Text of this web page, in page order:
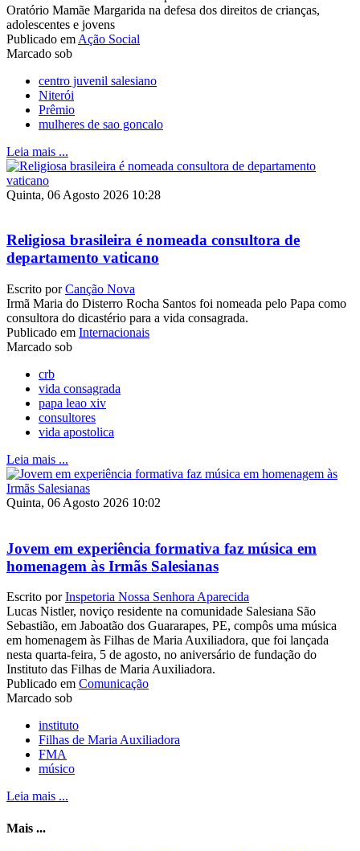
Oratório Mamãe Margarida na defesa dos direitos de crianças,
adolescentes e jovens
Publicado em Ação Social
Marcado sob
centro juvenil salesiano
Niterói
Prêmio
mulheres de sao goncalo
Leia mais ...
Quinta, 06 Agosto 2026 10:28
Religiosa brasileira é nomeada consultora de
departamento vaticano
Escrito porCanção Nova
Irmã Maria do Disterro Rocha Santos foi nomeada pelo Papa como
consultora do dicastério para a vida consagrada.
Publicado em Internacionais
Marcado sob
crb
vida consagrada
papa leao xiv
consultores
vida apostolica
Leia mais ...
Quinta, 06 Agosto 2026 10:02
Jovem em experiência formativa faz música em
homenagem às Irmãs Salesianas
Escrito porInspetoria Nossa Senhora Aparecida
Lucas Nistler, noviço residente na comunidade Salesiana São
Sebastião, em Jaboatão dos Guararapes, PE, compôs uma música
em homenagem às Filhas de Maria Auxiliadora, que foi lançada
nesta quarta-feira, 5 de agosto, no aniversário de fundação do
Instituto das Filhas de Maria Auxiliadora.
Publicado em Comunicação
Marcado sob
instituto
Filhas de Maria Auxiliadora
FMA
músico
Leia mais ...
Mais ...